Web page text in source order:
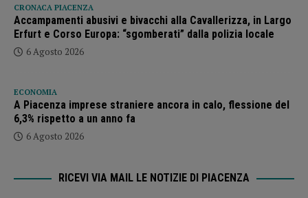
CRONACA PIACENZA
Accampamenti abusivi e bivacchi alla Cavallerizza, in Largo
Erfurt e Corso Europa: “sgomberati” dalla polizia locale
6 Agosto 2026
ECONOMIA
A Piacenza imprese straniere ancora in calo, flessione del
6,3% rispetto a un anno fa
6 Agosto 2026
RICEVI VIA MAIL LE NOTIZIE DI PIACENZA